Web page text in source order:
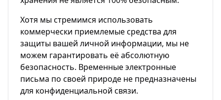
Хотя мы стремимся использовать
коммерчески приемлемые средства для
защиты вашей личной информации, мы не
можем гарантировать её абсолютную
безопасность. Временные электронные
письма по своей природе не предназначены
для конфиденциальной связи.